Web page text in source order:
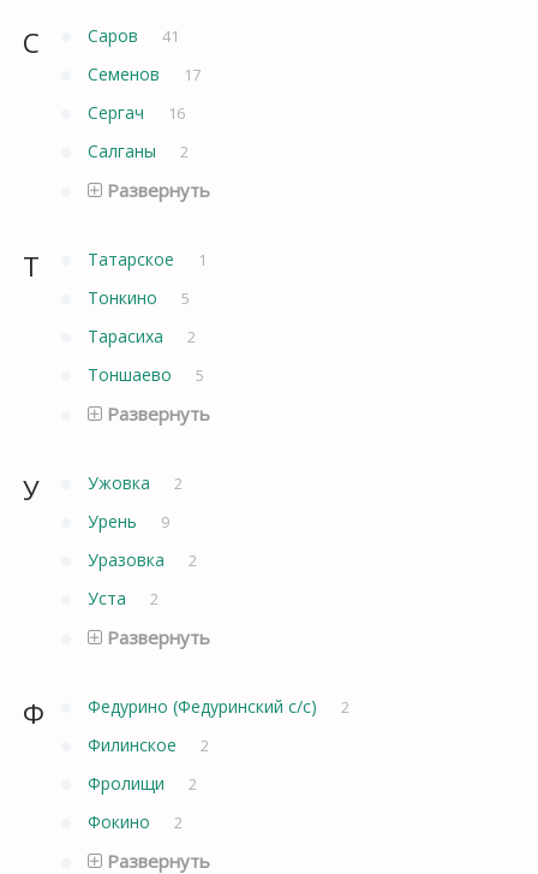
С Саров 41
Семенов 17
Сергач 16
Салганы 2
Развернуть
Т Татарское 1
Тонкино 5
Тарасиха 2
Тоншаево 5
Развернуть
У Ужовка 2
Урень 9
Уразовка 2
Уста 2
Развернуть
Ф Федурино (Федуринский с/с) 2
Филинское 2
Фролищи 2
Фокино 2
Развернуть